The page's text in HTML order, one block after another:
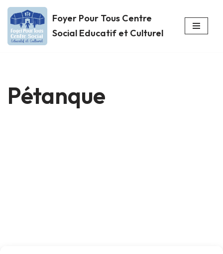
Aller
au
Foyer Pour Tous Centre
Social Educatif et Culturel
Pétanque